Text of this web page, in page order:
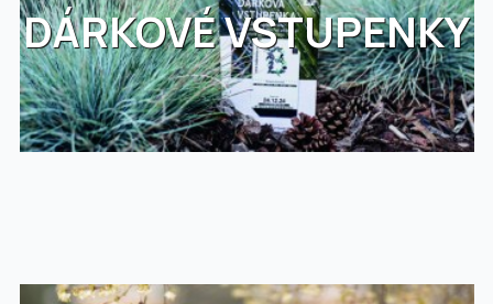
DÁRKOVÉ VSTUPENKY